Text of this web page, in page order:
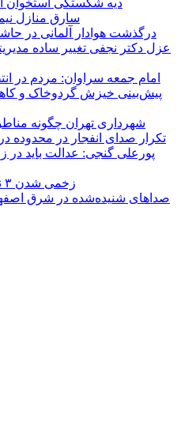
۲ سارق منازل
درگذشت هوادار آلمانی در حاشیه
عزل دکتر نجفی تغییر ساده
امام جمعه سراوان: مردم در
پیش‌بینی خیزش گردوخاک و
شهرداری تهران چگونه
تکرار صدای انفجار در محدوده
پورعلی گنجی: عدالت باید در
زخمی شدن ۳ نظامی صهیونیست در جنوب لبنان
صداهای شنیده‌شده در شرق